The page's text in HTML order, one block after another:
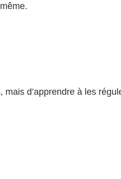
mais d’apprendre à les